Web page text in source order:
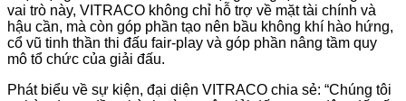
vai trò này, VITRACO không chỉ hỗ trợ về mặttài chính và
hậu cần, mà còn góp phần tạo nên bầu không khí hào hứng,
cổ vũ tinh thần thi đấu fair-play và góp phần nâng tầm quy
mô tổ chức của giải đấu.
Phátbiểu về sự kiện, đại diện VITRACO chia sẻ: “Chúng tôi